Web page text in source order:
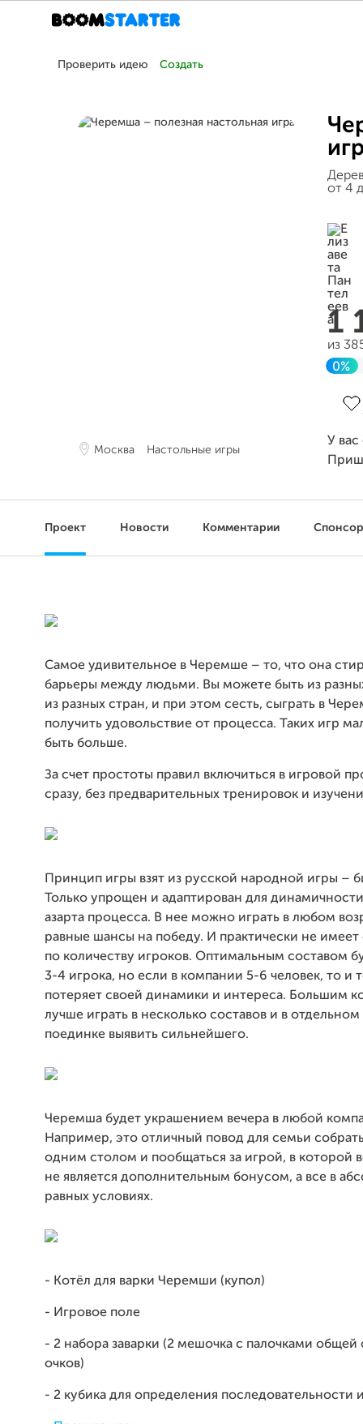
Проверить идею Создать
Москва Настольные игры
от 4
1
из
0%
У вас
Проект Новости Комментарии
Самое удивительное в Черемше – то, что она
барьеры между людьми. Вы можете быть из
из разных стран, и при этом сесть, сыграть в
получить удовольствие от процесса. Таких игр
быть больше.
За счет простоты правил включиться в игровой
сразу, без предварительных тренировок и
Принцип игры взят из русской народной игры –
Только упрощен и адаптирован для
азарта процесса. В нее можно играть в любом
равные шансы на победу. И практически не имеет
по количеству игроков. Оптимальным составом
3-4 игрока, но если в компании 5-6 человек, то и
потеряет своей динамики и интереса. Большим
лучше играть в несколько составов и в
поединке выявить сильнейшего.
Черемша будет украшением вечера в любой
Например, это отличный повод для семьи
одним столом и пообщаться за игрой, в которой
не является дополнительным бонусом, а все в
равных условиях.
- Котёл для варки Черемши (купол)
- Игровое поле
- 2 набора заварки (2 мешочка с палочками
очков)
- 2 кубика для определения последовательности